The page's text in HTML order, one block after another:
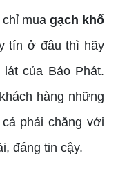
mua gạch khổ
tín ở đâu thì hãy
của Bảo Phát.
hàng những
phải chăng với
đáng tin cậy.